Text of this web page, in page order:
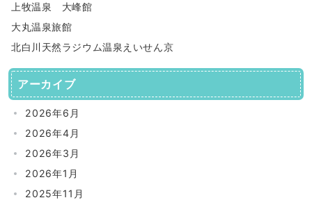
上牧温泉 大峰館
大丸温泉旅館
北白川天然ラジウム温泉えいせん京
アーカイブ
2026年6月
2026年4月
2026年3月
2026年1月
2025年11月